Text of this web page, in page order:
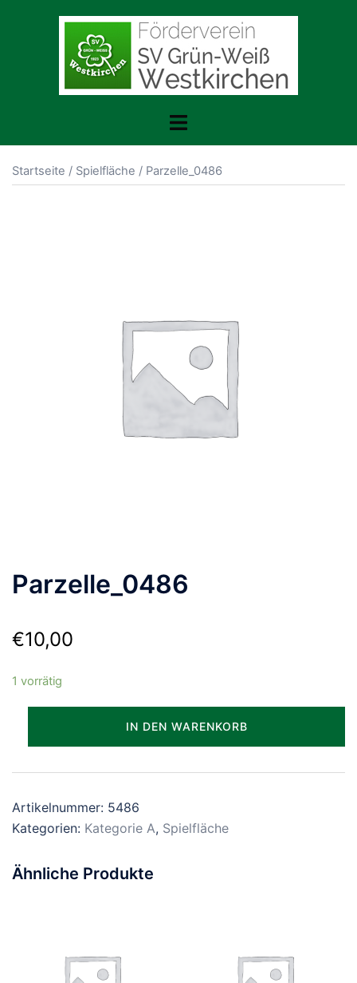
Toggle
Startseite / Spielfläche / Parzelle_0486
Parzelle_0486
€10,00
1 vorrätig
IN DEN WARENKORB
Artikelnummer: 5486
Kategorien: Kategorie A, Spielfläche
Ähnliche Produkte